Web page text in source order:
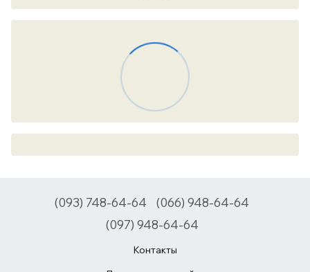
(093) 748-64-64
(066) 948-64-64
(097) 948-64-64
Контакты